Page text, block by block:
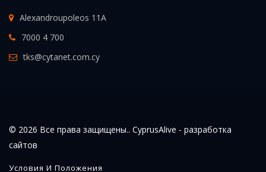
Alexandroupoleos 11A
7000 4 700
tks@cytanet.com.cy
© 2026 Все права защищены.. CyprusAlive - разработка
сайтов
Условия И Положения